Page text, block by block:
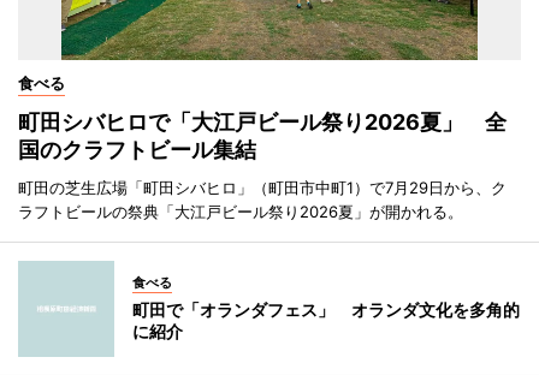
食べる
町田シバヒロで「大江戸ビール祭り2026夏」 全
国のクラフトビール集結
町田の芝生広場「町田シバヒロ」（町田市中町1）で7月29日から、ク
ラフトビールの祭典「大江戸ビール祭り2026夏」が開かれる。
食べる
町田で「オランダフェス」 オランダ文化を多角的
に紹介